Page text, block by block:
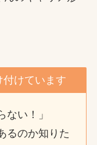
けています
ない！」
るのか知りた